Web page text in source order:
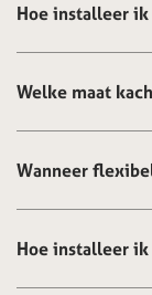
Hoe installeer
Welke maat
Wanneer
Hoe installeer